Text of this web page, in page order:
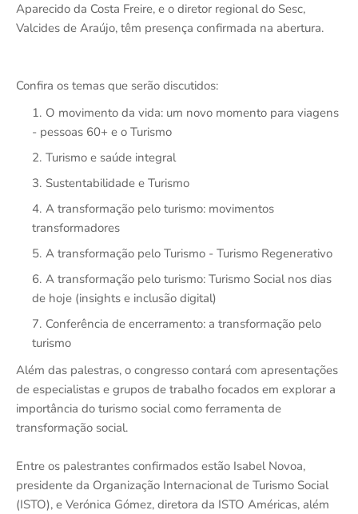
Aparecido da Costa Freire, e o diretor regional do Sesc,
Valcides de Araújo, têm presença confirmada na abertura.
Confira os temas que serão discutidos:
O movimento da vida: um novo momento para viagens
- pessoas 60+ e o Turismo
Turismo e saúde integral
Sustentabilidade e Turismo
A transformação pelo turismo: movimentos
transformadores
A transformação pelo Turismo - Turismo Regenerativo
A transformação pelo turismo: Turismo Social nos dias
de hoje (insights e inclusão digital)
Conferência de encerramento: a transformação pelo
turismo
Além das palestras, o congresso contará com apresentações
de especialistas e grupos de trabalho focados em explorar a
importância do turismo social como ferramenta de
transformação social.
Entre os palestrantes confirmados estão Isabel Novoa,
presidente da Organização Internacional de Turismo Social
(ISTO), e Verónica Gómez, diretora da ISTO Américas, além